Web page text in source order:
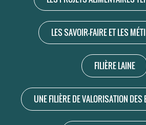
LES SAVOIR-FAIRE ET LES
FILIÈRE LAINE
UNE FILIÈRE DE VALORISATION